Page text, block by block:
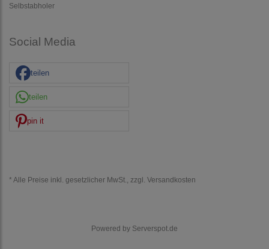
Selbstabholer
Social Media
teilen
teilen
pin it
* Alle Preise inkl. gesetzlicher MwSt., zzgl. Versandkosten
Powered by Serverspot.de